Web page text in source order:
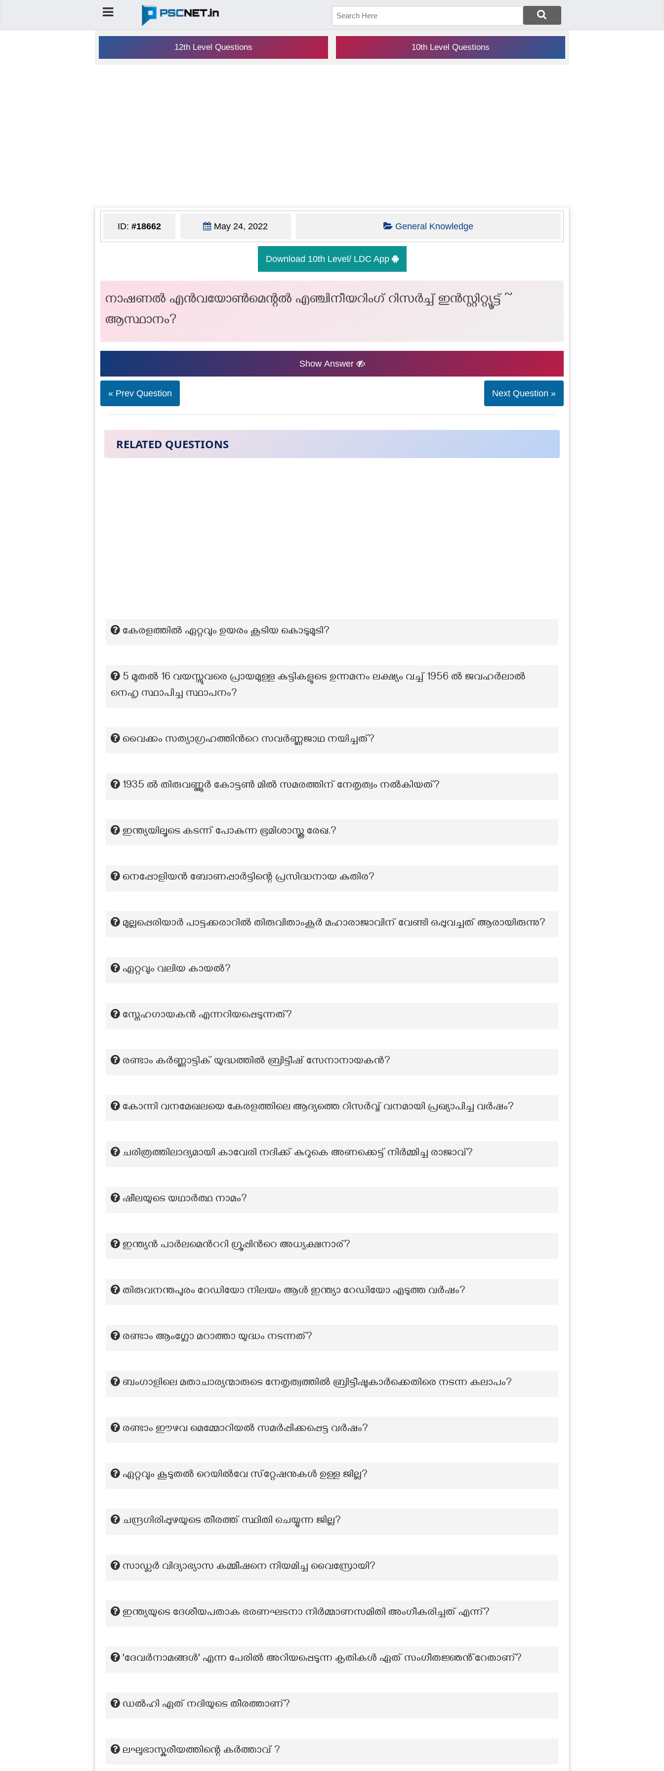
12th Level Questions 10th Level Questions
ID: #18662 May 24, 2022 General Knowledge
Download 10th Level/ LDC App
നാഷണൽ എൻവയോൺമെന്റൽ എഞ്ചിനീയറിംഗ് റിസർച്ച് ഇൻസ്റ്റിറ്റ്യൂട്ട് ~
ആസ്ഥാനം?
Show Answer
« Prev Question Next Question »
RELATED QUESTIONS
കേരളത്തിൽ ഏറ്റവും ഉയരം കൂടിയ കൊടുമുടി?
5 മുതൽ 16 വയസ്സുവരെ പ്രായമുള്ള കുട്ടികളുടെ ഉന്നമനം ലക്ഷ്യം വച്ച് 1956 ൽ ജവഹർലാൽ
നെഹൃ സ്ഥാപിച്ച സ്ഥാപനം?
വൈക്കം സത്യാഗ്രഹത്തിന്‍റെ സവര്‍ണ്ണജാഥ നയിച്ചത്?
1935 ൽ തിരുവണ്ണൂർ കോട്ടൺ മിൽ സമരത്തിന് നേതൃത്വം നൽകിയത്?
ഇന്ത്യയിലൂടെ കടന്ന് പോകുന്ന ഭൂമിശാസ്ത്ര രേഖ.?
നെപ്പോളിയൻ ബോണപ്പാർട്ടിന്റെ പ്രസിദ്ധനായ കുതിര?
മുല്ലപ്പെരിയാർ പാട്ടക്കരാറിൽ തിരുവിതാംകൂർ മഹാരാജാവിന് വേണ്ടി ഒപ്പുവച്ചത് ആരായിരുന്നു?
ഏറ്റവും വലിയ കായൽ?
സ്നേഹഗായകന്‍ എന്നറിയപ്പെടുന്നത്?
രണ്ടാം കർണ്ണാട്ടിക് യുദ്ധത്തിൽ ബ്രിട്ടീഷ് സേനാനായകൻ?
കോന്നി വനമേഖലയെ കേരളത്തിലെ ആദ്യത്തെ റിസര്‍വ്വ് വനമായി പ്രഖ്യാപിച്ച വര്‍ഷം?
ചരിത്രത്തിലാദ്യമായി കാവേരി നദിക്ക് കുറുകെ അണക്കെട്ട് നിർമ്മിച്ച രാജാവ്?
ഷീലയുടെ യഥാർത്ഥ നാമം?
ഇന്ത്യൻ പാർലമെൻററി ഗ്രൂപ്പിന്‍റെ അധ്യക്ഷനാര്?
തിരുവനന്തപുരം റേഡിയോ നിലയം ആൾ ഇന്ത്യാ റേഡിയോ എടുത്ത വർഷം?
രണ്ടാം ആംഗ്ലോ മറാത്താ യുദ്ധം നടന്നത്?
ബംഗാളിലെ മതാചാര്യന്മാരുടെ നേതൃത്വത്തിൽ ബ്രിട്ടീഷുകാർക്കെതിരെ നടന്ന കലാപം?
രണ്ടാം ഈഴവ മെമ്മോറിയൽ സമർപ്പിക്കപ്പെട്ട വർഷം?
ഏറ്റവും കൂടുതൽ റെയിൽവേ സ്‌റ്റേഷനുകൾ ഉള്ള ജില്ല?
ചന്ദ്രഗിരിപ്പുഴയുടെ തീരത്ത് സ്ഥിതി ചെയ്യുന്ന ജില്ല?
സാഡ്ലർ വിദ്യാഭ്യാസ കമ്മീഷനെ നിയമിച്ച വൈസ്രോയി?
ഇന്ത്യയുടെ ദേശീയപതാക ഭരണഘടനാ നിര്‍മ്മാണസമിതി അംഗീകരിച്ചത് എന്ന്?
'ദേവർനാമങ്ങൾ' എന്ന പേരിൽ അറിയപ്പെടുന്ന കൃതികൾ ഏത് സംഗീതജ്ഞൻ്റേതാണ്?
ഡൽഹി ഏത് നദിയുടെ തീരത്താണ്?
ലഘുഭാസ്കരീയത്തിന്റെ കർത്താവ് ?